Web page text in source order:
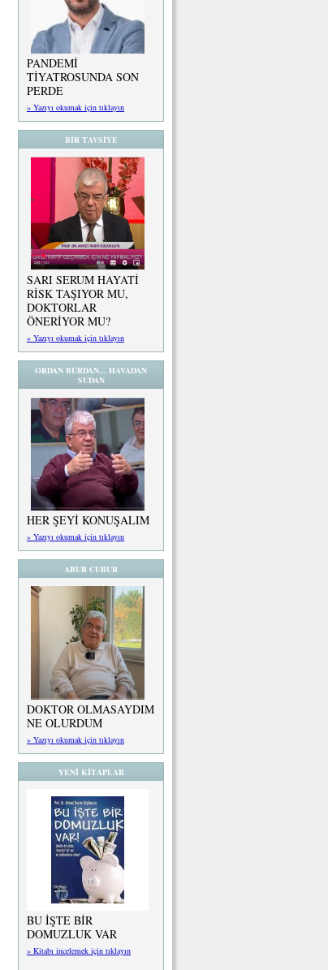
PANDEMİ
TİYATROSUNDA SON
PERDE
» Yazıyı okumak için tıklayın
BİR TAVSİYE
SARI SERUM HAYATİ
RİSK TAŞIYOR MU,
DOKTORLAR
ÖNERİYOR MU?
» Yazıyı okumak için tıklayın
ORDAN BURDAN... HAVADAN
SUDAN
HER ŞEYİ KONUŞALIM
» Yazıyı okumak için tıklayın
ABUR CUBUR
DOKTOR OLMASAYDIM
NE OLURDUM
» Yazıyı okumak için tıklayın
YENİ KİTAPLAR
BU İŞTE BİR
DOMUZLUK VAR
» Kitabı incelemek için tıklayın